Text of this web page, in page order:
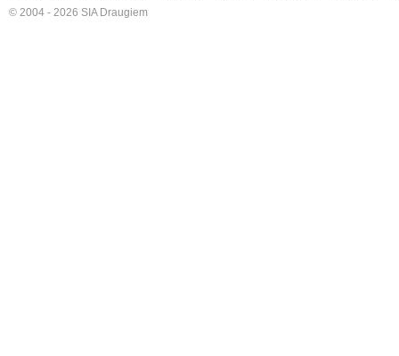
© 2004 - 2026 SIA Draugiem